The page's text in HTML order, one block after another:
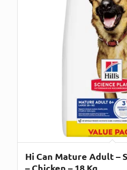
Hi Can Mature Adult –